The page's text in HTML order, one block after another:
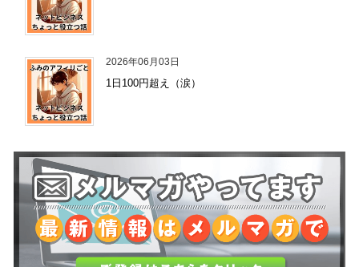
2026年06月03日
1日100円超え（涙）